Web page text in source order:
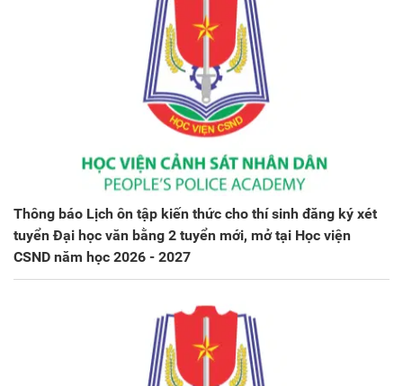
Thông báo Lịch ôn tập kiến thức cho thí sinh đăng ký xét
tuyển Đại học văn bằng 2 tuyển mới, mở tại Học viện
CSND năm học 2026 - 2027